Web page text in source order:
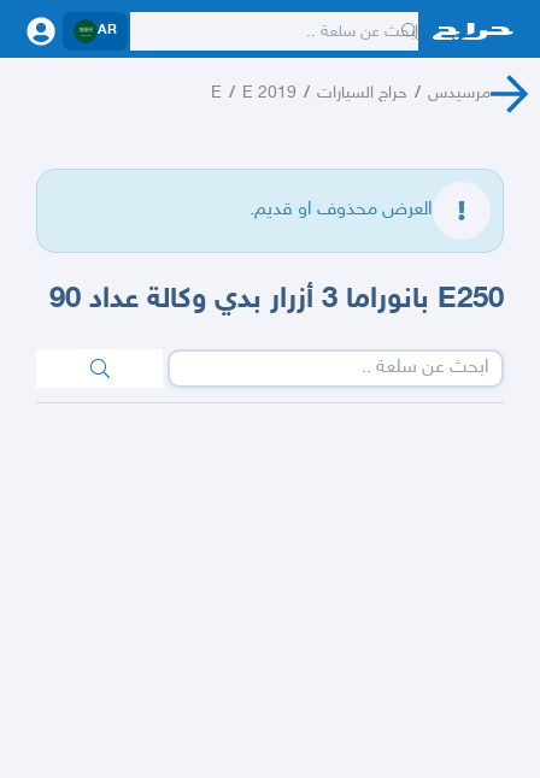
AR
مرسيدس / حراج السيارات /
E 2019
/
E
العرض محذوف او قديم.
E250 بانوراما 3 أزرار بدي وكالة عداد 90